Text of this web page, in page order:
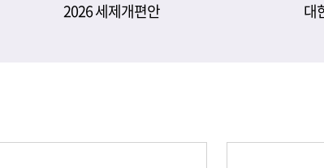
2026 세제개편안